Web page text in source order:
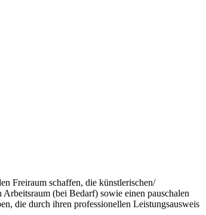
Freiraum schaffen, die künstlerischen/
(bei Bedarf) sowie einen pauschalen
die durch ihren professionellen Leistungsausweis